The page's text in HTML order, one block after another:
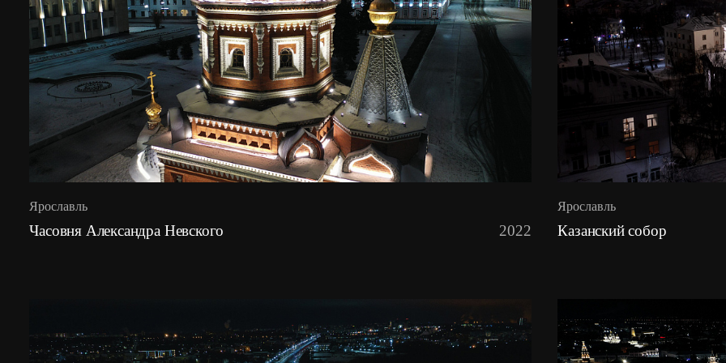
Ярославль
Часовня Александра Невского 2022
Ярославль
Казанский собор